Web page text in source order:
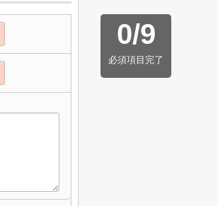
0/9
必須項目完了